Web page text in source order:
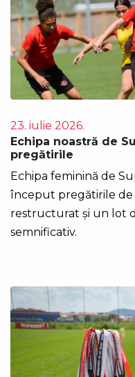
23. iulie 2026.
Echipa noastră de
pregătirile
Echipa feminină de
început pregătirile
restructurat și un lot
semnificativ.